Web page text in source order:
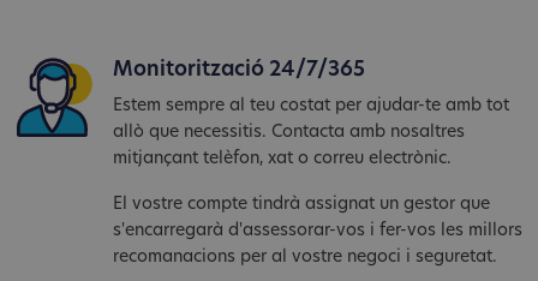
Monitorització 24/7/365
Estem sempre al teu costat per ajudar-te amb tot
allò que necessitis. Contacta amb nosaltres
mitjançant telèfon, xat o correu electrònic.
El vostre compte tindrà assignat un gestor que
s'encarregarà d'assessorar-vos i fer-vos les millors
recomanacions per al vostre negoci i seguretat.